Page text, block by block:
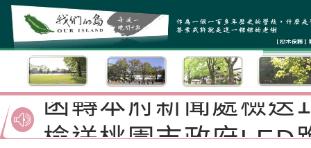
函轉桃園市政府「
性(防空)演習執行計
轉桃園市政府「
（防空）演習－行動
檢送桃園市政府家庭
「115年度祖孫樂淘
節慶祝活動」海報電
函轉本府新聞處檢送
交通安全宣導標語播
檢送桃園市政府LED